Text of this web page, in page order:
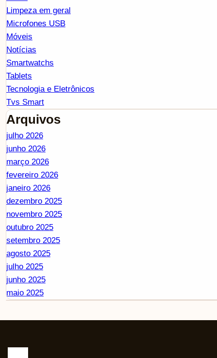
Limpeza em geral
Microfones USB
Móveis
Notícias
Smartwatchs
Tablets
Tecnologia e Eletrônicos
Tvs Smart
Arquivos
julho 2026
junho 2026
março 2026
fevereiro 2026
janeiro 2026
dezembro 2025
novembro 2025
outubro 2025
setembro 2025
agosto 2025
julho 2025
junho 2025
maio 2025